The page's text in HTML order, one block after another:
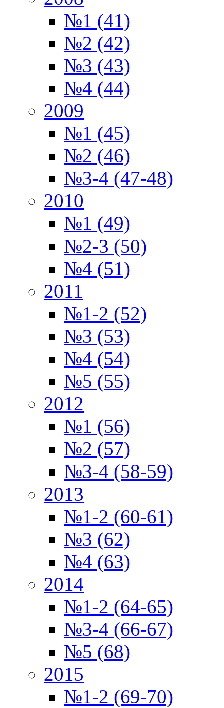
№1 (41)
№2 (42)
№3 (43)
№4 (44)
2009
№1 (45)
№2 (46)
№3-4 (47-48)
2010
№1 (49)
№2-3 (50)
№4 (51)
2011
№1-2 (52)
№3 (53)
№4 (54)
№5 (55)
2012
№1 (56)
№2 (57)
№3-4 (58-59)
2013
№1-2 (60-61)
№3 (62)
№4 (63)
2014
№1-2 (64-65)
№3-4 (66-67)
№5 (68)
2015
№1-2 (69-70)